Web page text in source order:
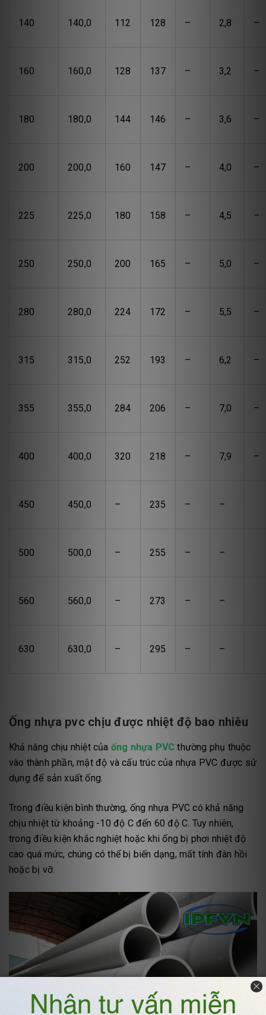
140 140,0 112 128 – 2,8 –
160 160,0 128 137 – 3,2 –
180 180,0 144 146 – 3,6 –
200 200,0 160 147 – 4,0 –
225 225,0 180 158 – 4,5 –
250 250,0 200 165 – 5,0 –
280 280,0 224 172 – 5,5 –
315 315,0 252 193 – 6,2 –
355 355,0 284 206 – 7,0 –
400 400,0 320 218 – 7,9 –
450 450,0 – 235 – –
500 500,0 – 255 – –
560 560,0 – 273 – –
630 630,0 – 295 – –
Ống nhựa pvc chịu được nhiệt độ bao nhiêu
Khả năng chịu nhiệt của ống nhựa PVC thường phụ thuộc
vào thành phần, mật độ và cấu trúc của nhựa PVC được sử
dụng để sản xuất ống.
Trong điều kiện bình thường, ống nhựa PVC có khả năng
chịu nhiệt từ khoảng -10 độ C đến 60 độ C. Tuy nhiên,
trong điều kiện khắc nghiệt hoặc khi ống bị phơi nhiệt độ
cao quá mức, chúng có thể bị biến dạng, mất tính đàn hồi
hoặc bị vỡ.